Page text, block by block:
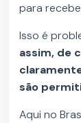
para
Isso é
assim, de
são
Aqui no